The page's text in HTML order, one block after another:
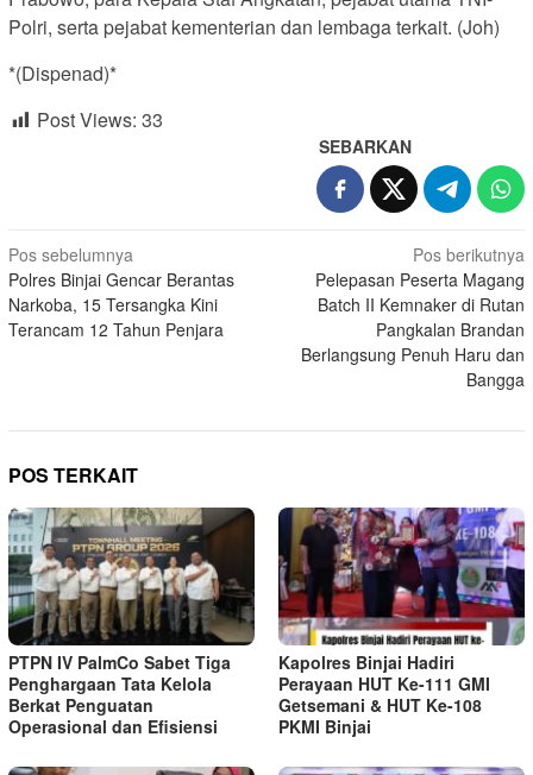
Polri, serta pejabat kementerian dan lembaga terkait. (Joh)
*(Dispenad)*
Post Views: 33
SEBARKAN
Navigasi
pos
Pos sebelumnya
Polres Binjai Gencar Berantas
Narkoba, 15 Tersangka Kini
Terancam 12 Tahun Penjara
Pos berikutnya
Pelepasan Peserta Magang
Batch II Kemnaker di Rutan
Pangkalan Brandan
Berlangsung Penuh Haru dan
Bangga
POS TERKAIT
PTPN IV PalmCo Sabet Tiga
Penghargaan Tata Kelola
Berkat Penguatan
Operasional dan Efisiensi
Kapolres Binjai Hadiri
Perayaan HUT Ke-111 GMI
Getsemani & HUT Ke-108
PKMI Binjai